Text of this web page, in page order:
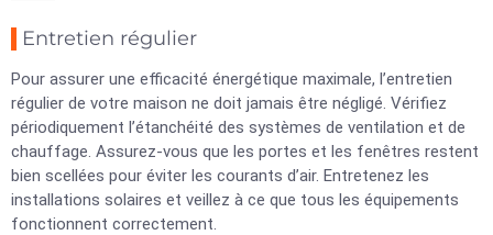
Entretien régulier
Pour assurer une efficacité énergétique maximale, l’entretien
régulier de votre maison ne doit jamais être négligé. Vérifiez
périodiquement l’étanchéité des systèmes de ventilation et de
chauffage. Assurez-vous que les portes et les fenêtres restent
bien scellées pour éviter les courants d’air. Entretenez les
installations solaires et veillez à ce que tous les équipements
fonctionnent correctement.